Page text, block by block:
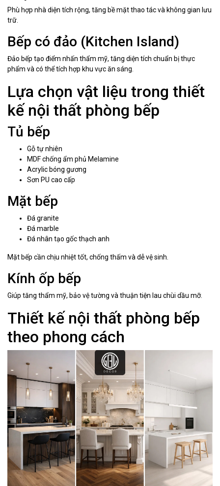
Phù hợp nhà diện tích rộng, tăng bề mặt thao tác và không gian lưu
trữ.
Bếp có đảo (Kitchen Island)
Đảo bếp tạo điểm nhấn thẩm mỹ, tăng diện tích chuẩn bị thực
phẩm và có thể tích hợp khu vực ăn sáng.
Lựa chọn vật liệu trong thiết
kế nội thất phòng bếp
Tủ bếp
Gỗ tự nhiên
MDF chống ẩm phủ Melamine
Acrylic bóng gương
Sơn PU cao cấp
Mặt bếp
Đá granite
Đá marble
Đá nhân tạo gốc thạch anh
Mặt bếp cần chịu nhiệt tốt, chống thấm và dễ vệ sinh.
Kính ốp bếp
Giúp tăng thẩm mỹ, bảo vệ tường và thuận tiện lau chùi dầu mỡ.
Thiết kế nội thất phòng bếp
theo phong cách